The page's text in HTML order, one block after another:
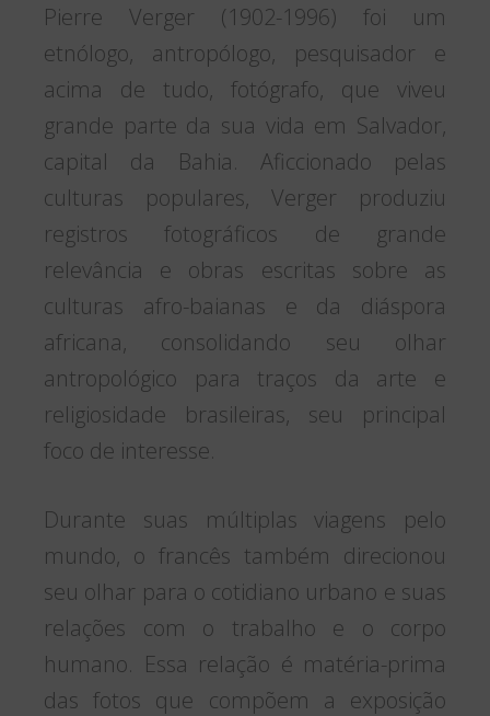
Pierre Verger (1902-1996) foi um
etnólogo, antropólogo, pesquisador e
acima de tudo, fotógrafo, que viveu
grande parte da sua vida em Salvador,
capital da Bahia. Aficcionado pelas
culturas populares, Verger produziu
registros fotográficos de grande
relevância e obras escritas sobre as
culturas afro-baianas e da diáspora
africana, consolidando seu olhar
antropológico para traços da arte e
religiosidade brasileiras, seu principal
foco de interesse.
Durante suas múltiplas viagens pelo
mundo, o francês também direcionou
seu olhar para o cotidiano urbano e suas
relações com o trabalho e o corpo
humano. Essa relação é matéria-prima
das fotos que compõem a exposição